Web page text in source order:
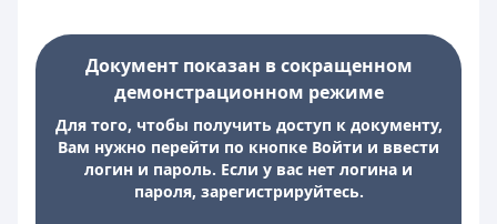
Документ показан в сокращенном
демонстрационном режиме
Для того, чтобы получить доступ к документу,
Вам нужно перейти по кнопке Войти и ввести
логин и пароль. Если у вас нет логина и
пароля, зарегистрируйтесь.